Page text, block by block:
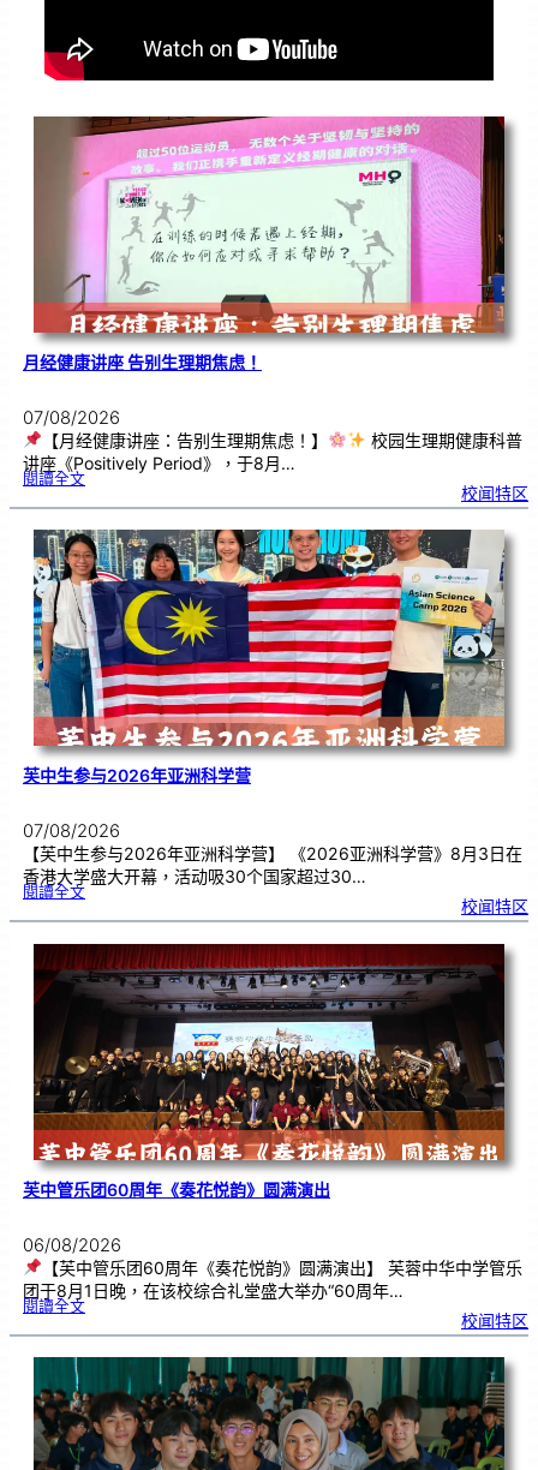
月经健康讲座 告别生理期焦虑！
07/08/2026
【月经健康讲座：告别生理期焦虑！】
校园生理期健康科普
讲座《Positively Period》，于8月…
閱讀全文:月
康
座
告
别
生
理
期
焦
虑
！
校闻特区
芙中生参与2026年亚洲科学营
07/08/2026
【芙中生参与2026年亚洲科学营】 《2026亚洲科学营》8月3日在
香港大学盛大开幕，活动吸30个国家超过30…
閱讀全文:芙
生
参
2
0
2
6
年
亚
洲科
校闻特区
芙中管乐团60周年《奏花悦韵》圆满演出
06/08/2026
【芙中管乐团60周年《奏花悦韵》圆满演出】 芙蓉中华中学管乐
团于8月1日晚，在该校综合礼堂盛大举办“60周年…
閱讀全文:芙
乐
6
0
《
奏
花
悦
韵
》
圆
满
演
出
校闻特区